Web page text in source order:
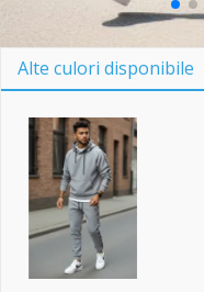
Alte culori disponibile